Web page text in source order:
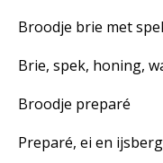
Broodje brie met
Brie, spek, honing,
Broodje
Preparé, ei en